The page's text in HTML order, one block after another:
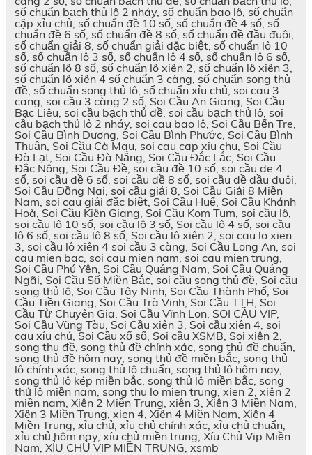
số chuẩn bạch thủ lô 2 nháy, số chuẩn bao lô, số chuẩn
cặp xỉu chủ, số chuẩn đề 10 số, số chuẩn đề 4 số, số
chuẩn đề 6 số, số chuẩn đề 8 số, số chuẩn đề đầu đuôi,
số chuẩn giải 8, số chuẩn giải đặc biệt, số chuẩn lô 10
số, số chuẩn lô 3 số, số chuẩn lô 4 số, số chuẩn lô 6 số,
số chuẩn lô 8 số, số chuẩn lô xiên 2, số chuẩn lô xiên 3,
số chuẩn lô xiên 4 số chuẩn 3 càng, số chuẩn song thủ
đề, số chuẩn song thủ lô, số chuẩn xỉu chủ, soi cau 3
cang, soi cầu 3 càng 2 số, Soi Cầu An Giang, Soi Cầu
Bạc Liêu, soi cầu bạch thủ đề, soi cầu bạch thủ lô, soi
cầu bạch thủ lô 2 nháy, soi cau bao lô, Soi Cầu Bến Tre,
Soi Cầu Bình Dương, Soi Cầu Bình Phước, Soi Cầu Bình
Thuận, Soi Cầu Cà Mau, soi cau cap xiu chu, Soi Cầu
Đà Lạt, Soi Cầu Đà Nẵng, Soi Cầu Đắc Lắc, Soi Cầu
Đắc Nông, Soi Cầu Đề, soi cầu đề 10 số, soi cầu de 4
số, soi cầu đề 6 số, soi cầu đề 8 số, soi cầu đề đầu đuôi,
Soi Cầu Đồng Nai, soi cầu giải 8, Soi Cầu Giải 8 Miền
Nam, soi cau giải đặc biệt, Soi Cầu Huế, Soi Cầu Khánh
Hoà, Soi Cầu Kiên Giang, Soi Cầu Kom Tum, soi cầu lô,
soi cầu lô 10 số, soi cầu lô 3 số, Soi cầu lô 4 số, soi cầu
lô 6 số, soi cầu lô 8 số, Soi cầu lô xiên 2, soi cau lo xien
3, soi cầu lô xiên 4 soi cầu 3 càng, Soi Cầu Long An, soi
cau mien bac, soi cau mien nam, soi cau mien trung,
Soi Cầu Phú Yên, Soi Cầu Quảng Nam, Soi Cầu Quảng
Ngãi, Soi Cầu Số Miền Bắc, soi cầu song thủ đề, Soi cầu
song thủ lô, Soi Cầu Tây Ninh, Soi Cầu Thành Phố, Soi
Cầu Tiền Giang, Soi Cầu Trà Vinh, Soi Cầu TTH, Soi
Cầu Từ Chuyên Gia, Soi Cầu Vĩnh Lon, SOI CẦU VIP,
Soi Cầu Vũng Tàu, Soi Cầu xiên 3, Soi cầu xiên 4, soi
cau xỉu chủ, Soi Cầu xổ số, Soi cầu XSMB, Soi xiên 2,
song thu đề, song thủ đề chính xác, song thủ đề chuẩn,
song thủ đề hôm nay, song thủ đề miền bắc, song thủ
lô chính xác, song thủ lô chuẩn, song thủ lô hôm nay,
song thủ lô kép miền bắc, song thủ lô miền bắc, song
thủ lô miền nam, song thu lo mien trung, xien 2, xiên 2
miền nam, Xiên 2 Miền Trung, xiên 3, Xiên 3 Miền Nam,
Xiên 3 Miền Trung, xien 4, Xiên 4 Miền Nam, Xiên 4
Miền Trung, xỉu chủ, xỉu chủ chính xác, xỉu chủ chuẩn,
xỉu chủ hôm nay, xíu chủ miền trung, Xíu Chủ Vip Miền
Nam, XỈU CHỦ VIP MIỀN TRUNG, xsmb